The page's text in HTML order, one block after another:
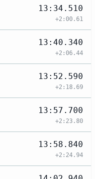
13:34.510
+2:00.61
13:40.340
+2:06.44
13:52.590
+2:18.69
13:57.700
+2:23.80
13:58.840
+2:24.94